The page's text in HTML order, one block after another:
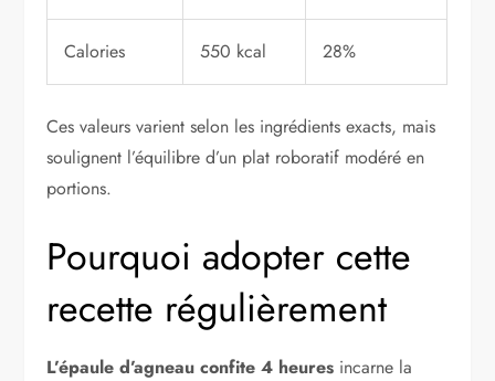
Calories 550 kcal 28%
Ces valeurs varient selon les ingrédients exacts, mais
soulignent l’équilibre d’un plat roboratif modéré en
portions.
Pourquoi adopter cette
recette régulièrement
L’épaule d’agneau confite 4 heures incarne la